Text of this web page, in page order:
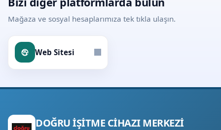
Mağaza ve sosyal hesaplarımıza tek tıkla ulaşın.
Web Sitesi
DOĞRU İŞİTME CİHAZI MERKEZİ